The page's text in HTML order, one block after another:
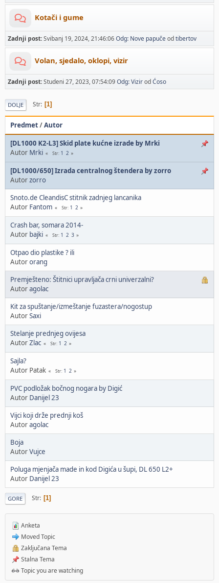
Kotači i gume
Zadnji post:Svibanj 19, 2024, 21:46:06Odg: Nove papučeodtibertov
Volan, sjedalo, oklopi, vizir
Zadnji post:Studeni 27, 2023, 07:54:09Odg: VizirodĆoso
DOLJE Str 1
Predmet/Autor
[DL1000 K2-L3] Skid plate kućne izrade by Mrki
Autor Mrki Str 1 2
[DL1000/650] Izrada centralnog štendera by zorro
Autorzorro
Snoto.de CleandisC stitnik zadnjeg lancanika
Autor Fantom Str 1 2
Crash bar, somara 2014-
Autor bajki Str 1 2 3
Otpao dio plastike ? ili
Autororang
Premješteno: Štitnici upravljača crni univerzalni?
Autoragolac
Kit za spuštanje/izmeštanje fuzastera/nogostup
AutorSaxi
Stelanje prednjeg ovijesa
AutorZlac Str 1 2
Sajla?
Autor Patak
Str 1 2
PVC podložak bočnog nogara by Digić
Autor Danijel 23
Vijci koji drže prednji koš
Autoragolac
Boja
AutorVujce
Poluga mjenjača made in kod Digića u šupi, DL 650 L2+
Autor Danijel 23
GORE Str 1
Anketa
Moved Topic
Zaključana Tema
Stalna Tema
Topic you are watching